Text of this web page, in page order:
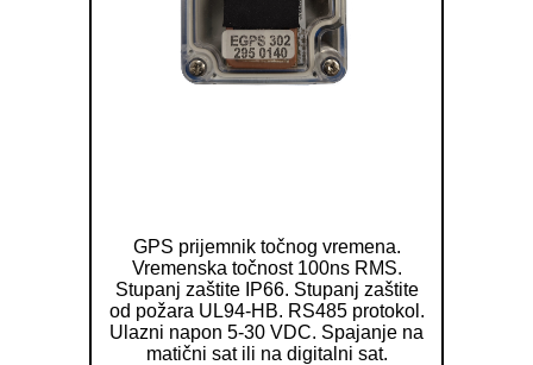
GPS prijemnik točnog vremena.
Vremenska točnost 100ns RMS.
Stupanj zaštite IP66. Stupanj zaštite
od požara UL94-HB. RS485 protokol.
Ulazni napon 5-30 VDC. Spajanje na
matični sat ili na digitalni sat.